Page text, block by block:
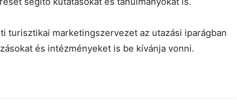
turisztikai marketingszervezet az utazási iparágban
és intézményeket is be kívánja vonni.